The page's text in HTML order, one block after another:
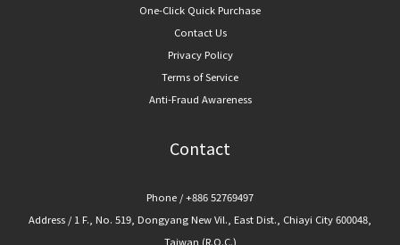
One-Click Quick Purchase
Contact Us
Privacy Policy
Terms of Service
Anti-Fraud Awareness
Contact
Phone / +886 52769497
Address / 1 F., No. 519, Dongyang New Vil., East Dist., Chiayi City 600048,
Taiwan (R.O.C.)